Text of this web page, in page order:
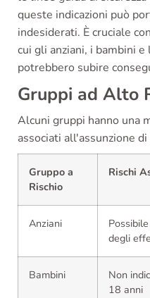
queste indicazioni può
indesiderati. È cruciale
cui gli anziani, i bambini e
potrebbero subire
Gruppi ad Alto
Alcuni gruppi hanno una
associati all'assunzione
Gruppo a
Rischio
Rischi
Anziani
degli
Bambini
Non
18 anni